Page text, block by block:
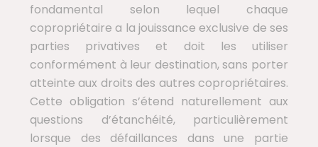
fondamental selon lequel chaque
copropriétaire a la jouissance exclusive de ses
parties privatives et doit les utiliser
conformément à leur destination, sans porter
atteinte aux droits des autres copropriétaires.
Cette obligation s’étend naturellement aux
questions d’étanchéité, particulièrement
lorsque des défaillances dans une partie